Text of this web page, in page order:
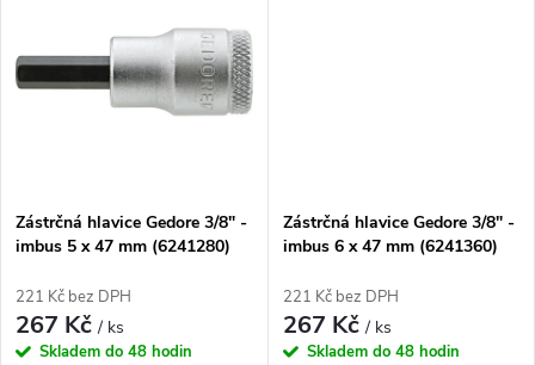
ů
ů
Zástrčná hlavice Gedore 3/8" -
imbus 5 x 47 mm (6241280)
221 Kč bez DPH
267 Kč/ ks
Skladem do 48 hodin
Zástrčná hlavice Gedore 3/8" -
imbus 6 x 47 mm (6241360)
221 Kč bez DPH
267 Kč/ ks
Skladem do 48 hodin